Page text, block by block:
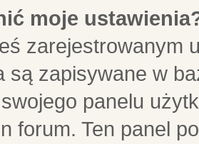
moje
zarejestrowanym
są zapisywane w
panelu
forum. Ten panel